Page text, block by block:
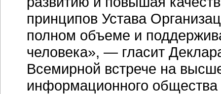
принципов Устава
полном объеме и
человека», — гласит
Всемирной встрече на
информационного